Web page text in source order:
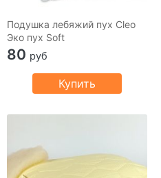
Подушка лебяжий пух Cleo
Эко пух Soft
80 руб
Купить